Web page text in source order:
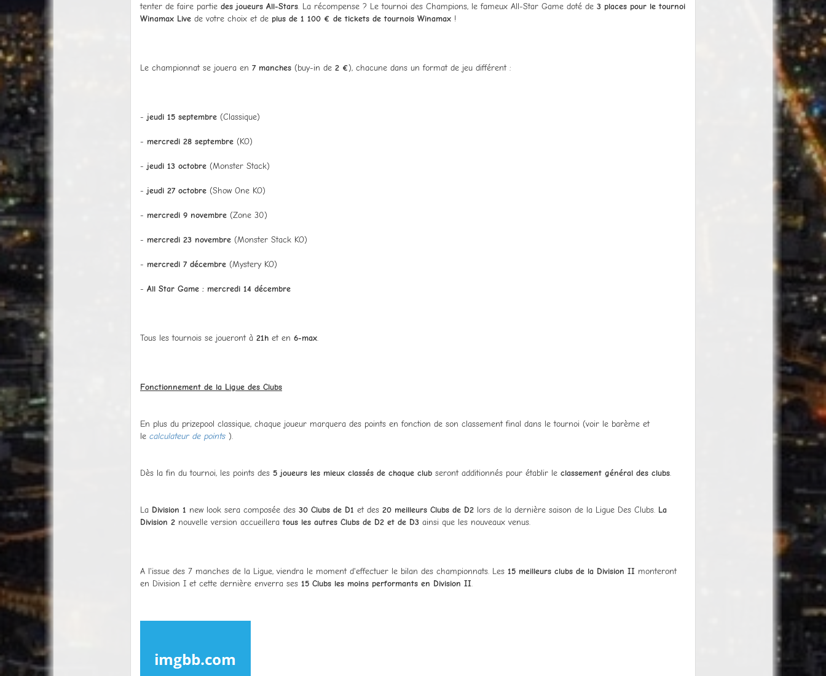
tenter de faire partie des joueurs All-Stars. La récompense ? Le tournoi des Champions, le fameux All-Star Game doté de 3 places pour le tournoi
Winamax Live de votre choix et de plus de 1 100 € de tickets de tournois Winamax !
Le championnat se jouera en 7 manches (buy-in de 2 €), chacune dans un format de jeu différent :
-jeudi 15 septembre (Classique)
- mercredi 28 septembre (KO)
-jeudi 13 octobre (Monster Stack)
-jeudi 27 octobre (Show One KO)
- mercredi 9 novembre (Zone 30)
- mercredi 23 novembre (Monster Stack KO)
- mercredi 7 décembre (Mystery KO)
- All Star Game : mercredi 14 décembre
Tous les tournois se joueront à 21h et en 6-max.
Fonctionnement de la Ligue des Clubs
En plus du prizepool classique, chaque joueur marquera des points en fonction de son classement final dans le tournoi (voir le barème et
le calculateur de points ).
Dès la fin du tournoi, les points des 5 joueurs les mieux classés de chaque club seront additionnés pour établir le classement général des clubs.
La Division 1 new look sera composée des 30 Clubs de D1 et des 20 meilleurs Clubs de D2 lors de la dernière saison de la Ligue Des Clubs. La
Division 2 nouvelle version accueilleratous les autres Clubs de D2 et de D3 ainsi que les nouveaux venus.
A l'issue des 7 manches de la Ligue, viendra le moment d'effectuer le bilan des championnats. Les 15 meilleurs clubs de la Division II monteront
en Division I et cette dernière enverra ses 15 Clubs les moins performants en Division II.